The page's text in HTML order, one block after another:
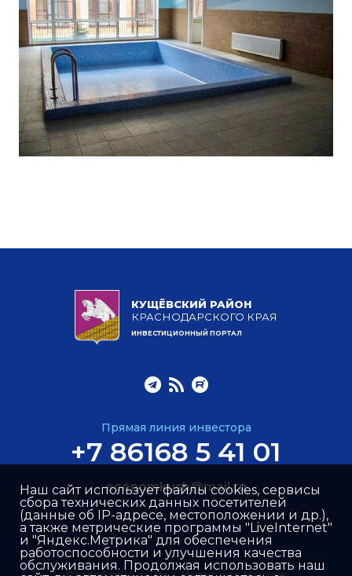
КУЩЁВСКИЙ РАЙОН
КРАСНОДАРСКОГО КРАЯ
ИНВЕСТИЦИОННЫЙ ПОРТАЛ
Прямая линия инвестора
+7 86168 5 41 01
economkush@mail.ru
Наш сайт использует файлы cookies, сервисы
сбора технических данных посетителей
(данные об IP-адресе, местоположении и др.),
а также метрические программы "LiveInternet"
и "Яндекс.Метрика" для обеспечения
работоспособности и улучшения качества
обслуживания. Продолжая использовать наш